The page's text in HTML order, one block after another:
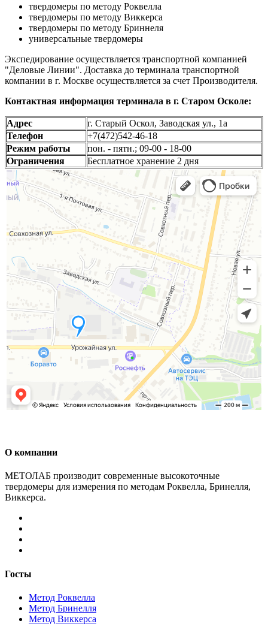
твердомеры по методу Роквелла
твердомеры по методу Виккерса
твердомеры по методу Бриннеля
универсальные твердомеры
Экспедирование осуществляется транспортной компанией
"Деловые Линии". Доставка до терминала транспортной
компании в г. Москве осуществляется за счет Производителя.
Контактная информация терминала в г. Старом Осколе:
Адрес
г. Старый Оскол, Заводская ул., 1а
Телефон
+7(472)542-46-18
Режим работы
пон. - пятн.; 09-00 - 18-00
Ограничения
Бесплатное хранение 2 дня
О компании
МЕТОЛАБ производит современные высокоточные
твердомеры для измерения по методам Роквелла, Бринелля,
Виккерса.
Госты
Метод Роквелла
Метод Бринелля
Метод Виккерса